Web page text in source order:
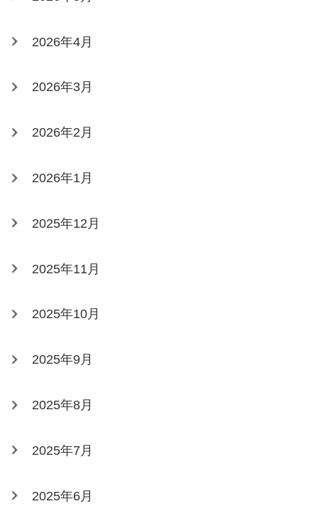
2026年4月
2026年3月
2026年2月
2026年1月
2025年12月
2025年11月
2025年10月
2025年9月
2025年8月
2025年7月
2025年6月